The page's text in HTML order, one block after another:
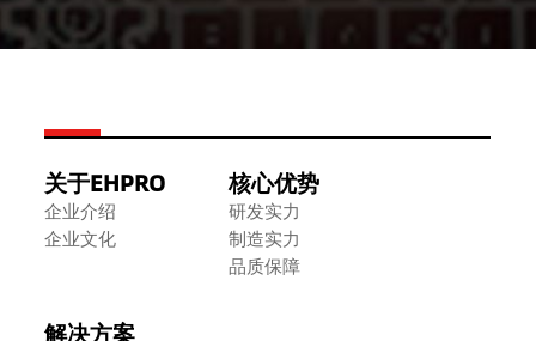
企业文化
企业介绍
关于EHPRO
品质保障
制造实力
研发实力
核心优势
解决方案